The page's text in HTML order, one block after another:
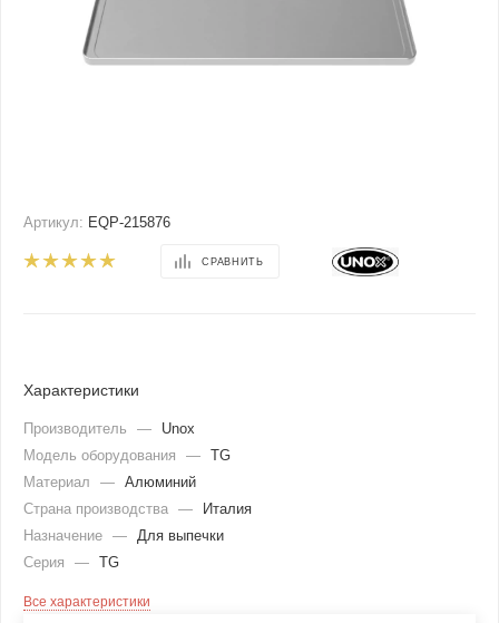
Артикул: EQP-215876
СРАВНИТЬ
Характеристики
Производитель —
Unox
Модель оборудования
— TG
Материал
— Алюминий
Страна производства —
Италия
Назначение —
Для выпечки
Серия
— TG
Все характеристики